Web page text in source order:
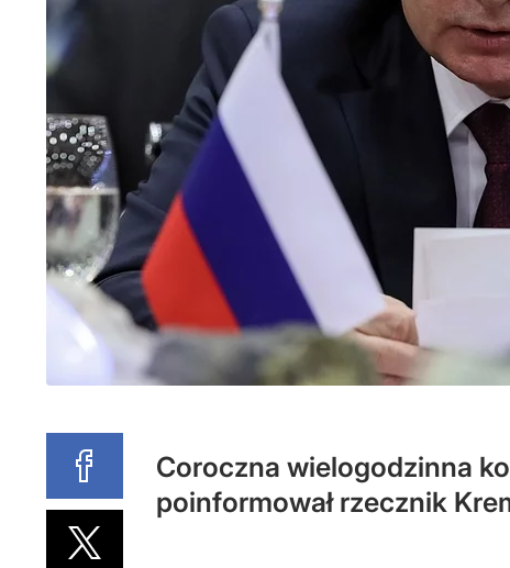
Coroczna wielogodzinna
poinformował rzecznik